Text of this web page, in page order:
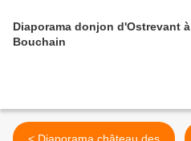
Diaporama donjon d'Ostrevant à
Bouchain